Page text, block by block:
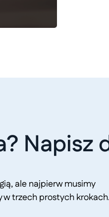
Napisz
ale najpierw musimy
w trzech prostych krokach.